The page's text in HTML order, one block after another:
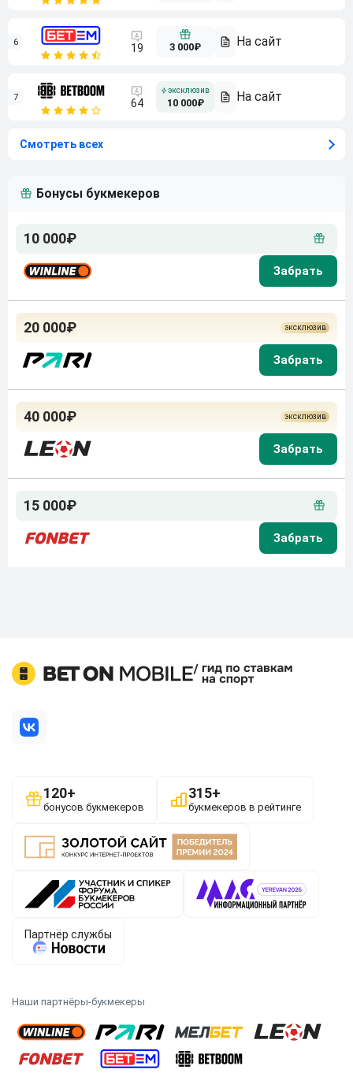
6 19 3 000₽
7 64 10 000₽
Смотреть всех
Бонусы букмекеров
10 000₽
20 000₽
40 000₽
15 000₽
Наши партнёры-букмекеры